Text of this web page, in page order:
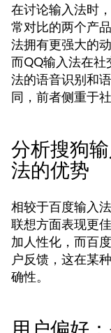
在讨论输入法时
常对比的两个产
法拥有更强大的
而QQ输入法在
法的语音识别和
同，前者侧重于
分析搜狗
法的优势
相较于百度输入
联想方面表现更
加人性化，而百
户反馈，这在某
确性。